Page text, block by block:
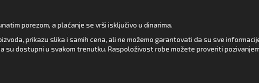
porezom, a plaćanje se vrši isključivo u dinarima.
prikazu slika i samih cena, ali ne možemo garantovati da su sve
su dostupni u svakom trenutku. Raspoloživost robe možete proveriti